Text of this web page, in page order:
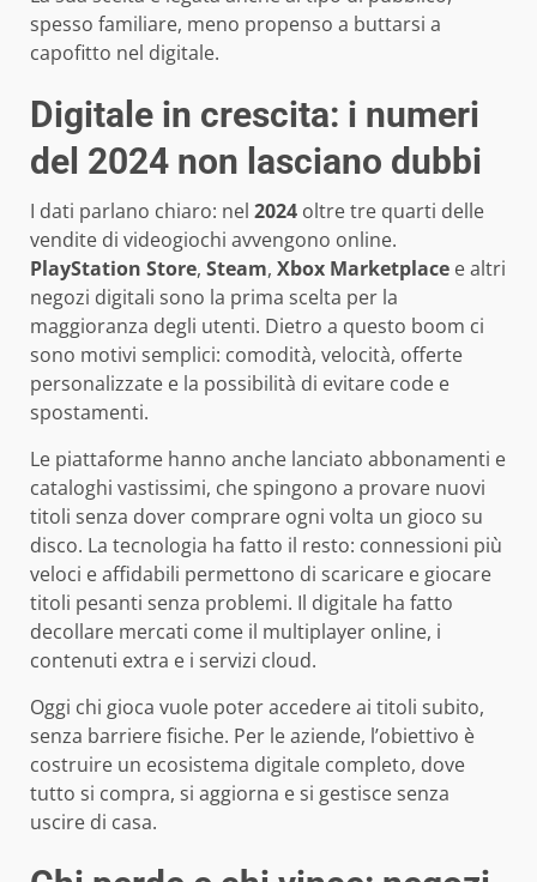
spesso familiare, meno propenso a buttarsi a
capofitto nel digitale.
Digitale in crescita: i numeri
del 2024 non lasciano dubbi
I dati parlano chiaro: nel 2024 oltre tre quarti delle
vendite di videogiochi avvengono online.
PlayStation Store, Steam, Xbox Marketplace e altri
negozi digitali sono la prima scelta per la
maggioranza degli utenti. Dietro a questo boom ci
sono motivi semplici: comodità, velocità, offerte
personalizzate e la possibilità di evitare code e
spostamenti.
Le piattaforme hanno anche lanciato abbonamenti e
cataloghi vastissimi, che spingono a provare nuovi
titoli senza dover comprare ogni volta un gioco su
disco. La tecnologia ha fatto il resto: connessioni più
veloci e affidabili permettono di scaricare e giocare
titoli pesanti senza problemi. Il digitale ha fatto
decollare mercati come il multiplayer online, i
contenuti extra e i servizi cloud.
Oggi chi gioca vuole poter accedere ai titoli subito,
senza barriere fisiche. Per le aziende, l’obiettivo è
costruire un ecosistema digitale completo, dove
tutto si compra, si aggiorna e si gestisce senza
uscire di casa.